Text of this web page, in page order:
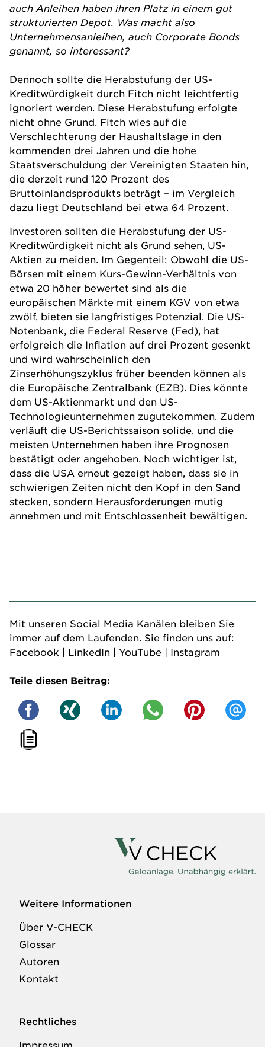
auch Anleihen haben ihren Platz in einem gut
strukturierten Depot. Was macht also
Unternehmensanleihen, auch Corporate Bonds
genannt, so interessant?
Dennoch sollte die Herabstufung der US-
Kreditwürdigkeit durch Fitch nicht leichtfertig
ignoriert werden. Diese Herabstufung erfolgte
nicht ohne Grund. Fitch wies auf die
Verschlechterung der Haushaltslage in den
kommenden drei Jahren und die hohe
Staatsverschuldung der Vereinigten Staaten hin,
die derzeit rund 120 Prozent des
Bruttoinlandsprodukts beträgt – im Vergleich
dazu liegt Deutschland bei etwa 64 Prozent.
Investoren sollten die Herabstufung der US-
Kreditwürdigkeit nicht als Grund sehen, US-
Aktien zu meiden. Im Gegenteil: Obwohl die US-
Börsen mit einem Kurs-Gewinn-Verhältnis von
etwa 20 höher bewertet sind als die
europäischen Märkte mit einem KGV von etwa
zwölf, bieten sie langfristiges Potenzial. Die US-
Notenbank, die Federal Reserve (Fed), hat
erfolgreich die Inflation auf drei Prozent gesenkt
und wird wahrscheinlich den
Zinserhöhungszyklus früher beenden können als
die Europäische Zentralbank (EZB). Dies könnte
dem US-Aktienmarkt und den US-
Technologieunternehmen zugutekommen. Zudem
verläuft die US-Berichtssaison solide, und die
meisten Unternehmen haben ihre Prognosen
bestätigt oder angehoben. Noch wichtiger ist,
dass die USA erneut gezeigt haben, dass sie in
schwierigen Zeiten nicht den Kopf in den Sand
stecken, sondern Herausforderungen mutig
annehmen und mit Entschlossenheit bewältigen.
Mit unseren Social Media Kanälen bleiben Sie
immer auf dem Laufenden. Sie finden uns auf:
Facebook | LinkedIn | YouTube | Instagram
Teile diesen Beitrag:
Weitere Informationen
Über V-CHECK
Glossar
Autoren
Kontakt
Rechtliches
Impressum